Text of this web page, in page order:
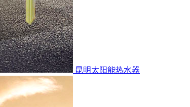
昆明太阳能热水器